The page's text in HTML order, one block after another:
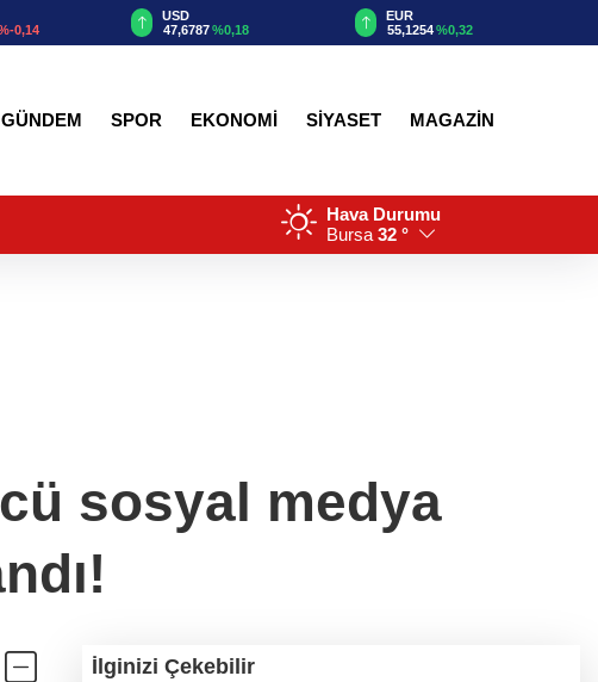
EUR
55,1254 %0,32
GBP
64,3468 %0,38
GÜNDEM SPOR EKONOMİ SİYASET MAGAZİN
Hava Durumu
Bursa 32 °
sosyal medya
İlginizi Çekebilir